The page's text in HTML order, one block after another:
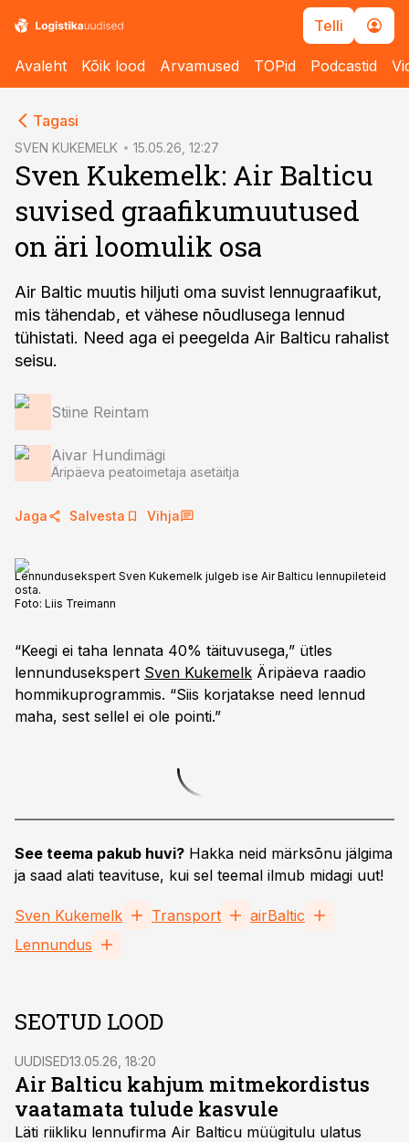
Telli
Avaleht Kõik lood Arvamused TOPid Podcastid
Tagasi
SVEN KUKEMELK 15.05.26, 12:27
Sven Kukemelk: Air Balticu
suvised graafikumuutused
on äri loomulik osa
Air Baltic muutis hiljuti oma suvist lennugraafikut,
mis tähendab, et vähese nõudlusega lennud
tühistati. Need aga ei peegelda Air Balticu rahalist
seisu.
Stiine Reintam
Aivar Hundimägi
Äripäeva peatoimetaja asetäitja
Jaga Salvesta Vihja
Lennundusekspert Sven Kukemelk julgeb ise Air Balticu lennupileteid
osta.
Foto: Liis Treimann
“Keegi ei taha lennata 40% täituvusega,” ütles
lennundusekspert Sven Kukemelk Äripäeva raadio
hommikuprogrammis. “Siis korjatakse need lennud
maha, sest sellel ei ole pointi.”
See teema pakub huvi? Hakka neid märksõnu jälgima
ja saad alati teavituse, kui sel teemal ilmub midagi uut!
Sven Kukemelk Transport
airBaltic
Lennundus
SEOTUD LOOD
UUDISED13.05.26, 18:20
Air Balticu kahjum mitmekordistus
vaatamata tulude kasvule
Läti riikliku lennufirma Air Balticu müügitulu ulatus